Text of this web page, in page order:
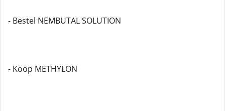
- Bestel NEMBUTAL SOLUTION
- Koop METHYLON